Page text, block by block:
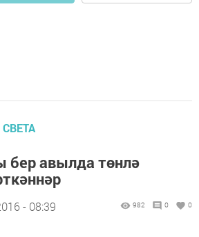
бер авылда төнлә
- 08:39 982 0 0